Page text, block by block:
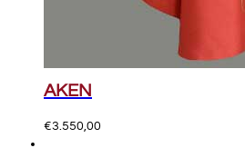
AKEN
€3.550,00